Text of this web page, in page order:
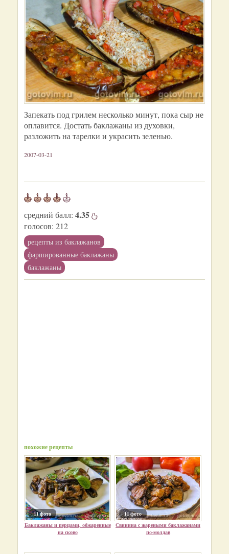
Запекать под грилем несколько минут, пока сыр не
оплавится. Достать баклажаны из духовки,
разложить на тарелки и украсить зеленью.
2007-03-21
средний балл: 4.35
голосов: 212
рецепты из баклажанов
фаршированные баклажаны
баклажаны
похожие рецепты
11 фото
Баклажаны и перцами, обжаренные
на сково
11 фото
Свинина с жареными баклажанами
по-молдав